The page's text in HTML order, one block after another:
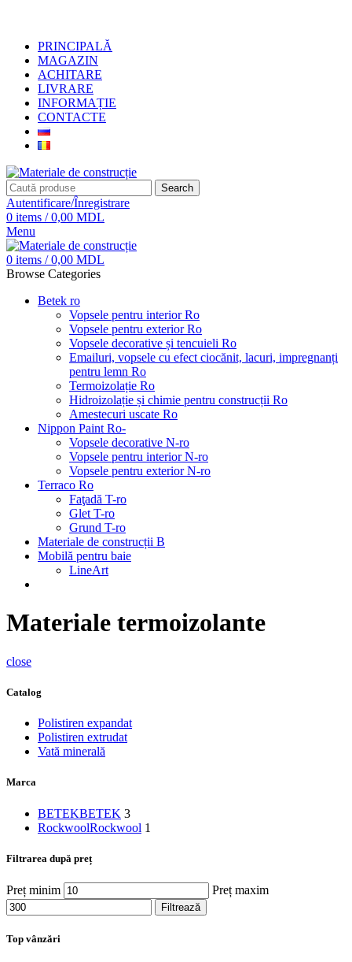
PRINCIPALĂ
MAGAZIN
ACHITARE
LIVRARE
INFORMAȚIE
CONTACTE
Search
Autentificare/Înregistrare
0 items / 0,00 MDL
Menu
0 items / 0,00 MDL
Browse Categories
Betek ro
Vopsele pentru interior Ro
Vopsele pentru exterior Ro
Vopsele decorative și tencuieli Ro
Emailuri, vopsele cu efect ciocănit, lacuri, impregnanți
pentru lemn Ro
Termoizolație Ro
Hidroizolație și chimie pentru construcții Ro
Amestecuri uscate Ro
Nippon Paint Ro-
Vopsele decorative N-ro
Vopsele pentru interior N-ro
Vopsele pentru exterior N-ro
Terraco Ro
Faţadă T-ro
Glet T-ro
Grund T-ro
Materiale de construcții B
Mobilă pentru baie
LineArt
Materiale termoizolante
close
Catalog
Polistiren expandat
Polistiren extrudat
Vată minerală
Marca
BETEKBETEK 3
RockwoolRockwool 1
Filtrarea după preț
Preț minim Preț maxim
Filtrează
Top vânzări